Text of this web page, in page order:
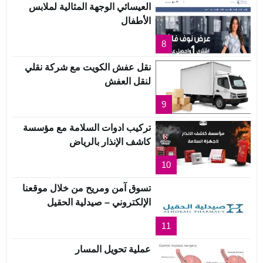
8
العيسائي الوجهة المثالية لملابس
الأطفال
9
نقل عفش الكويت مع شركة نقلي
لنقل العفش
10
تركيب ادوات السلامة مع مؤسسة
كاشف الإنذار بالرياض
11
تسوق آمن ومريح من خلال موقعنا
الإلكتروني – صيدلية الحقيل
عملية تحويل المسار